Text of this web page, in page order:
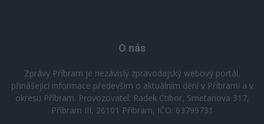
O nás
Zprávy Příbram je nezávislý zpravodajský webový portál,
přinášející informace především o aktuálním dění v Příbrami a v
okresu Příbram. Provozovatel: Radek Ctibor, Smetanova 317,
Příbram III, 26101 Příbram, IČO: 63799731